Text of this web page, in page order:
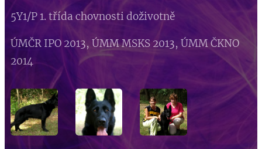
5Y1/P 1. třída chovnosti doživotně
ÚMČR IPO 2013, ÚMM MSKS 2013, ÚMM ČKNO
2014